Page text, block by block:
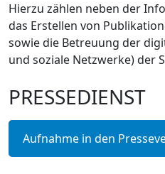
Hierzu zählen neben der
das Erstellen von
sowie die Betreuung der
und soziale Netzwerke) der
PRESSEDIENST
Aufnahme in den